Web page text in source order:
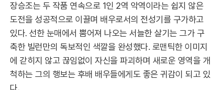
장승조는 두 작품 연속으로 1인 2역 악역이라는 쉽지 않은
도전을 성공적으로 이끌며 배우로서의 전성기를 구가하고
있다. 선한 눈매에서 뿜어져 나오는 서늘한 살기는 그가 구
축한 빌런만의 독보적인 색깔을 완성했다. 로맨틱한 이미지
에 갇히지 않고 끊임없이 자신을 파괴하며 새로운 영역을 개
척하는 그의 행보는 후배 배우들에게도 좋은 귀감이 되고 있
다.